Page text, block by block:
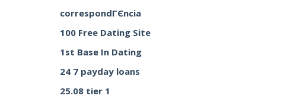
correspondГЄncia
100 Free Dating Site
1st Base In Dating
24 7 payday loans
25.08 tier 1